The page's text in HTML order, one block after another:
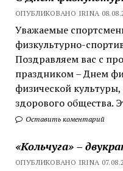
ОПУБЛИКОВАНО IRINA
Уважаемые
физкультурно-
Поздравляем вас с
праздником – Днем
физической культуры,
здорового общества.
Оставить коментарий
«Кольчуга» –
ОПУБЛИКОВАНО IRINA